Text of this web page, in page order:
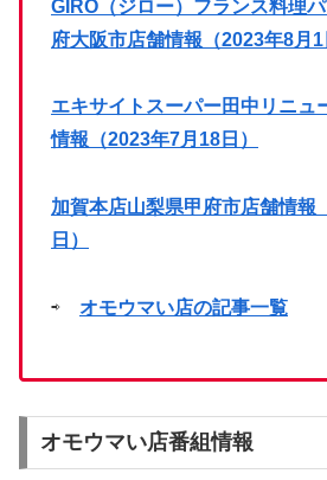
GIRO（ジロー）フランス料理
府大阪市店舗情報（2023年8月1
エキサイトスーパー田中リニュ
情報（2023年7月18日）
加賀本店山梨県甲府市店舗情報
日）
⇨ オモウマい店の記事一覧
オモウマい店番組情報